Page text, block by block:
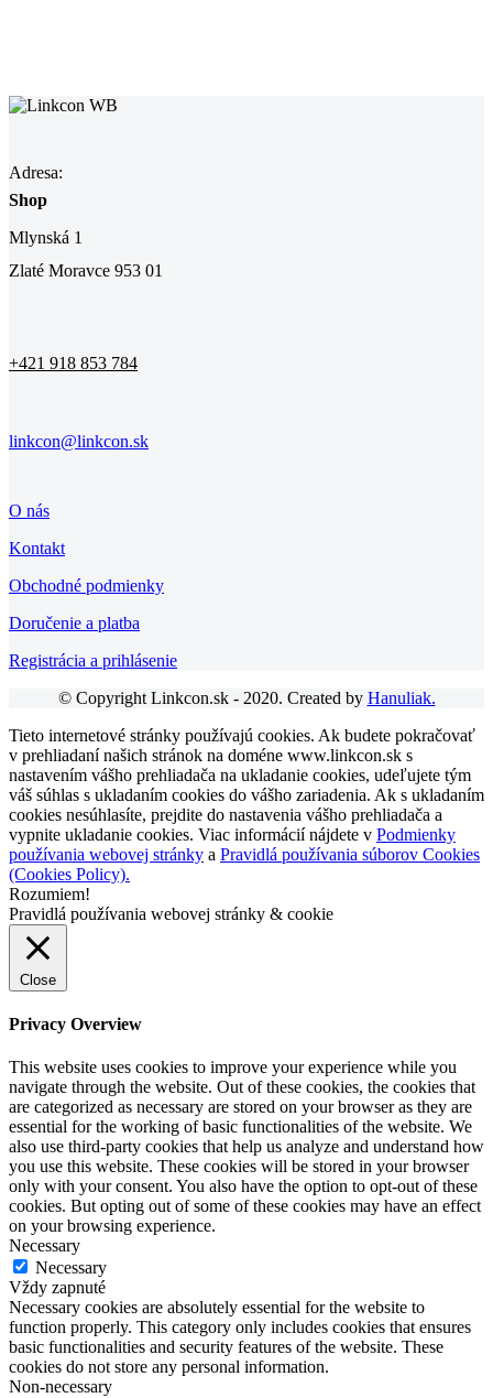
Adresa:
Shop
Mlynská 1
Zlaté Moravce 953 01
+421 918 853 784
linkcon@linkcon.sk
O nás
Kontakt
Obchodné podmienky
Doručenie a platba
Registrácia a prihlásenie
© Copyright Linkcon.sk - 2020. Created by Hanuliak.
Tieto internetové stránky používajú cookies. Ak budete pokračovať
v prehliadaní našich stránok na doméne www.linkcon.sk s
nastavením vášho prehliadača na ukladanie cookies, udeľujete tým
váš súhlas s ukladaním cookies do vášho zariadenia. Ak s ukladaním
cookies nesúhlasíte, prejdite do nastavenia vášho prehliadača a
vypnite ukladanie cookies. Viac informácií nájdete v Podmienky
používania webovej stránky a Pravidlá používania súborov Cookies
(Cookies Policy).
Rozumiem!
Pravidlá používania webovej stránky & cookie
Close
Privacy Overview
This website uses cookies to improve your experience while you
navigate through the website. Out of these cookies, the cookies that
are categorized as necessary are stored on your browser as they are
essential for the working of basic functionalities of the website. We
also use third-party cookies that help us analyze and understand how
you use this website. These cookies will be stored in your browser
only with your consent. You also have the option to opt-out of these
cookies. But opting out of some of these cookies may have an effect
on your browsing experience.
Necessary
Necessary
Vždy zapnuté
Necessary cookies are absolutely essential for the website to
function properly. This category only includes cookies that ensures
basic functionalities and security features of the website. These
cookies do not store any personal information.
Non-necessary